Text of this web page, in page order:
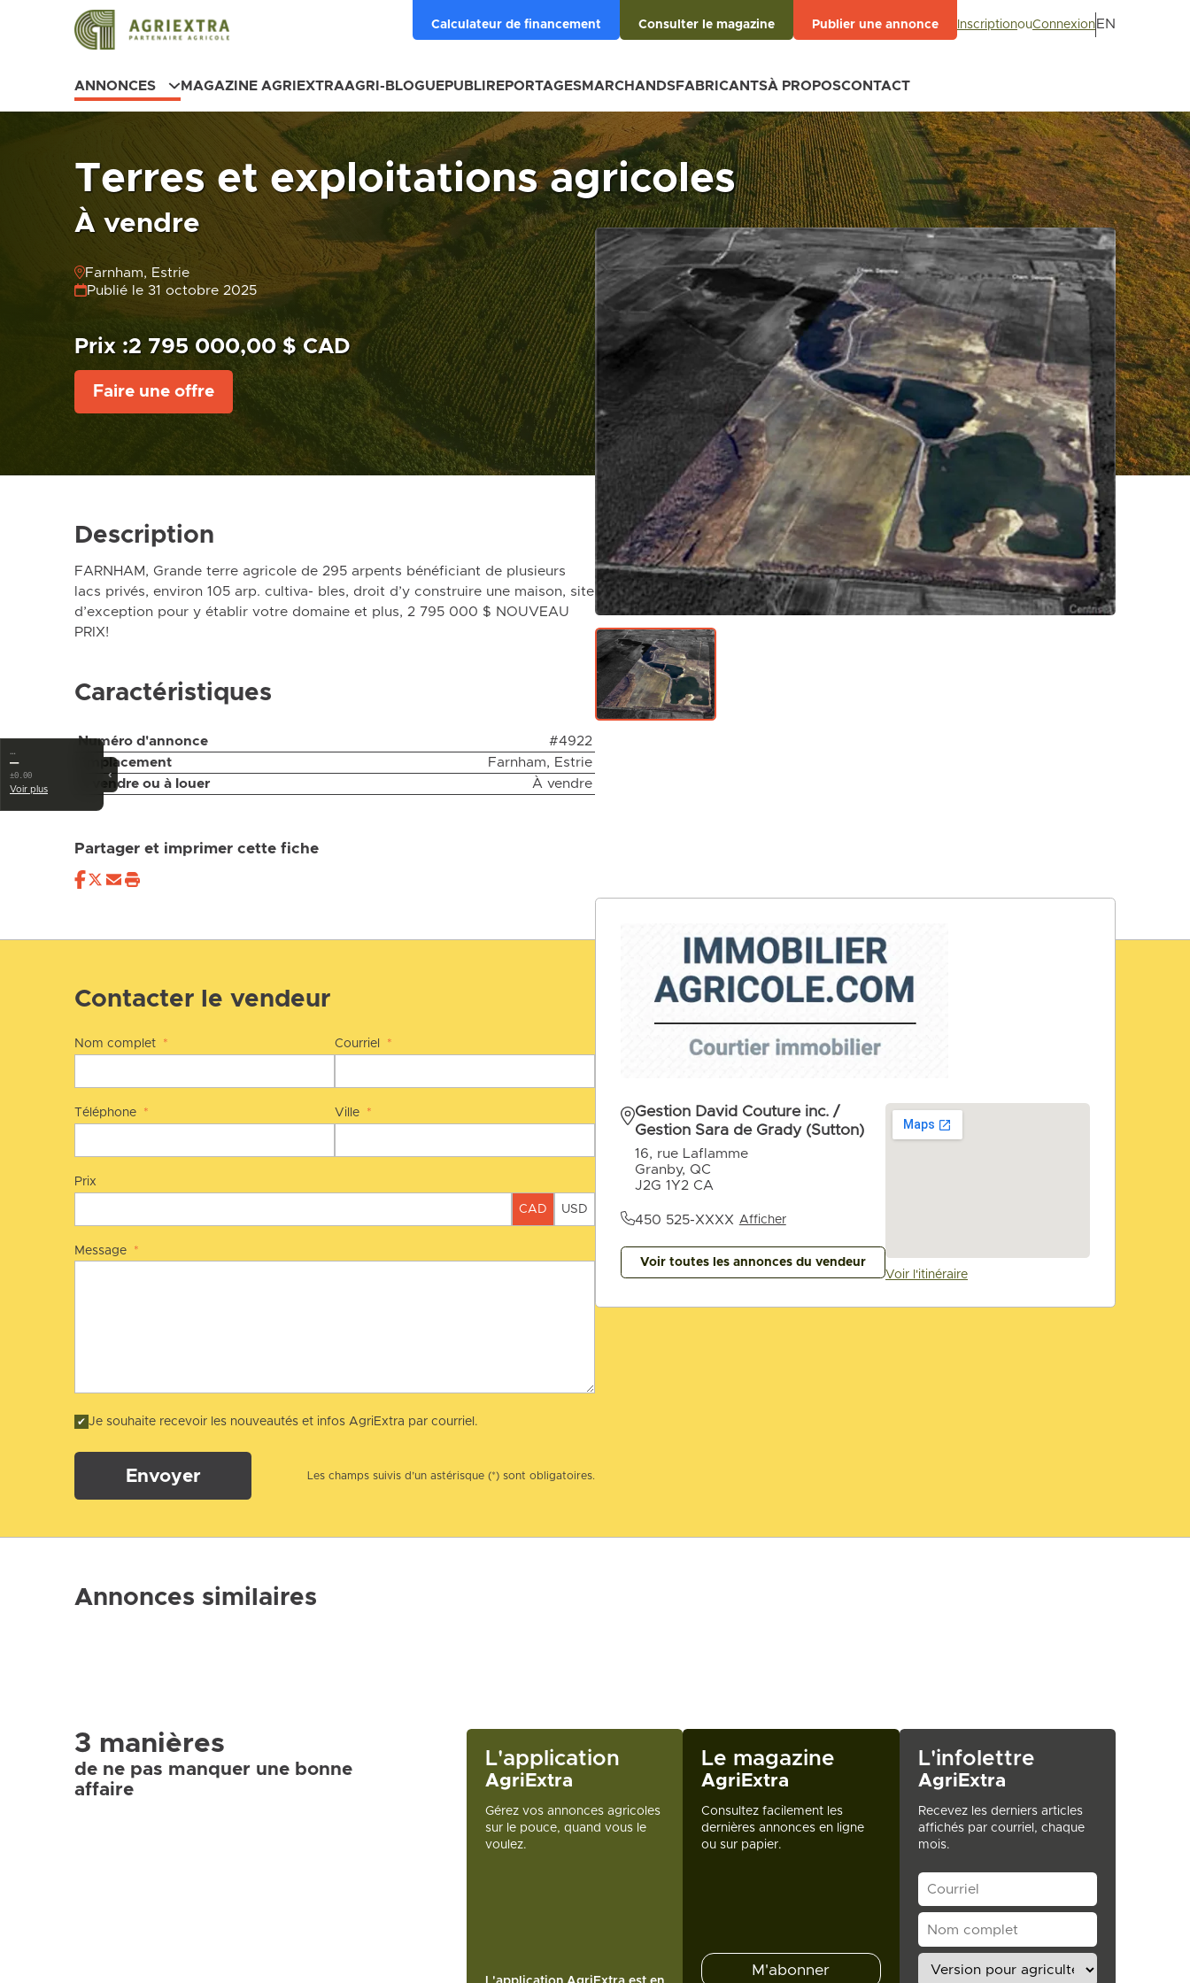
Calculateur de financement Consulter le magazine Publier une annonce InscriptionouConnexion EN
ANNONCES MAGAZINE AGRIEXTRAAGRI-BLOGUEPUBLIREPORTAGESMARCHANDSFABRICANTSÀ PROPOSCONTACT
Terres et exploitations agricoles
À vendre
Farnham, Estrie
Publié le 31 octobre 2025
Prix :2 795 000,00 $ CAD
Faire une offre
Description
FARNHAM, Grande terre agricole de 295 arpents bénéficiant de plusieurs
lacs privés, environ 105 arp. cultiva- bles, droit d’y construire une maison, site
d’exception pour y établir votre domaine et plus, 2 795 000 $ NOUVEAU
PRIX!
Caractéristiques
Numéro d'annonce
#4922
Emplacement
Farnham, Estrie
À vendre ou à louer
À vendre
Partager et imprimer cette fiche
Contacter le vendeur
Nom complet * Courriel *
Téléphone * Ville *
Prix
CAD USD
Message *
Je souhaite recevoir les nouveautés et infos AgriExtra par courriel.
Envoyer Les champs suivis d’un astérisque (*) sont obligatoires.
Gestion David Couture inc. /
Gestion Sara de Grady (Sutton)
16, rue Laflamme
Granby, QC
J2G 1Y2 CA
450 525-XXXX Afficher
Voir toutes les annonces du vendeur
Voir l'itinéraire
Annonces similaires
3 manières
de ne pas manquer une bonne
affaire
L'application
AgriExtra
Gérez vos annonces agricoles
sur le pouce, quand vous le
voulez.
Le magazine
AgriExtra
Consultez facilement les
dernières annonces en ligne
ou sur papier.
M'abonner
L'infolettre
AgriExtra
Recevez les derniers articles
affichés par courriel, chaque
mois.
‹
…
—
±0.00
Voir plus